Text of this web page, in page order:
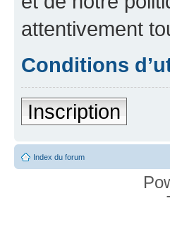
attentivement
Conditions
Inscription
Index du forum